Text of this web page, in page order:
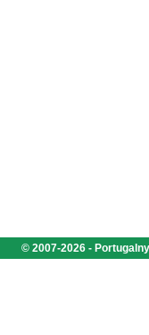
© 2007-2026 -